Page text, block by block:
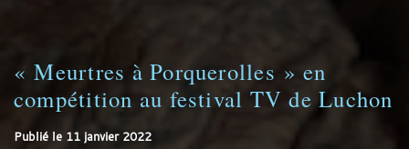
« Meurtres à Porquerolles » en
compétition au festival TV de Luchon
Publié le 11 janvier 2022